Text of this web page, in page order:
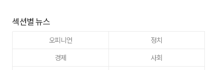
섹션별 뉴스
오피니언
정치
경제
사회